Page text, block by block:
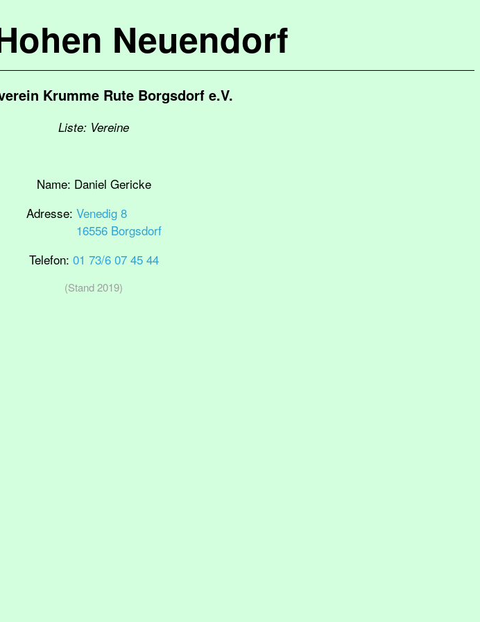
Neuendorf
Krumme Rute Borgsdorf e.V.
Liste: Vereine
Name: Daniel Gericke
Adresse: Venedig 8
16556 Borgsdorf
Telefon: 01 73/6 07 45 44
(Stand 2019)